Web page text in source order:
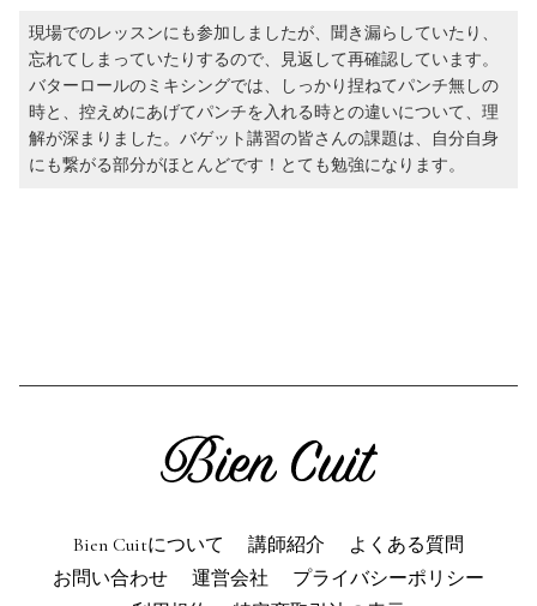
現場でのレッスンにも参加しましたが、聞き漏らしていたり、
忘れてしまっていたりするので、見返して再確認しています。
バターロールのミキシングでは、しっかり捏ねてパンチ無しの
時と、控えめにあげてパンチを入れる時との違いについて、理
解が深まりました。バゲット講習の皆さんの課題は、自分自身
にも繋がる部分がほとんどです！とても勉強になります。
Bien Cuitについて 講師紹介
よくある質問
お問い合わせ
運営会社
プライバシーポリシー